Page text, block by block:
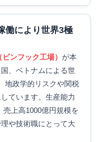
働により世界3極
ンフック工場） が本
、ベトナムによる世
地政学的リスクや関税
ています。生産能力
売上高1000億円規模を
や技術職にとって大